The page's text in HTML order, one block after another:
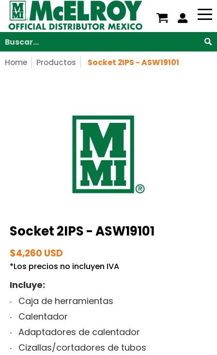
Saltar al contenido principal
Nosotros Servicios Productos Soporte
Buscar...
Home Productos Socket 2IPS - ASW19101
Socket 2IPS - ASW19101
$4,260 USD
*Los precios no incluyen IVA
Incluye:
Caja de herramientas
Calentador
Adaptadores de calentador
Cizallas/cortadores de tubos